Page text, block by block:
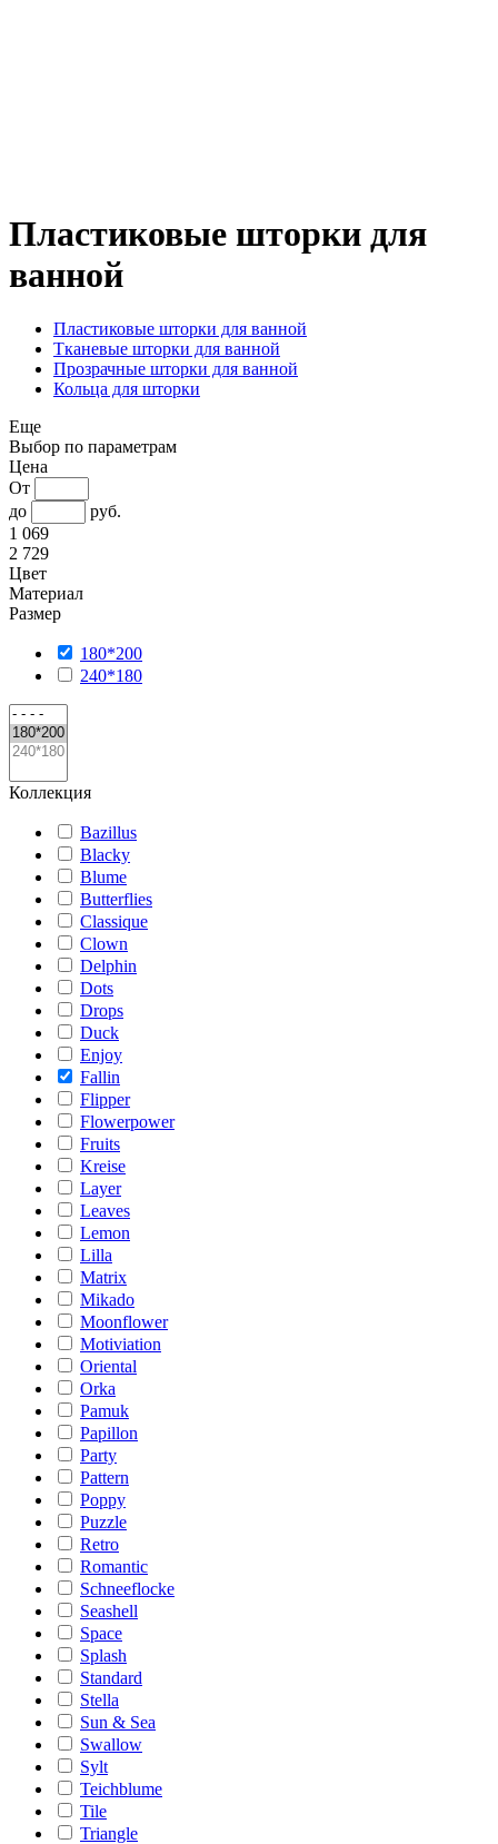
Пластиковые шторки для
ванной
Пластиковые шторки для ванной
Тканевые шторки для ванной
Прозрачные шторки для ванной
Кольца для шторки
Еще
Выбор по параметрам
Цена
От
до
руб.
1 069
2 729
Цвет
Материал
Размер
180*200
240*180
Коллекция
Bazillus
Blacky
Blume
Butterflies
Classique
Clown
Delphin
Dots
Drops
Duck
Enjoy
Fallin
Flipper
Flowerpower
Fruits
Kreise
Layer
Leaves
Lemon
Lilla
Matrix
Mikado
Moonflower
Motiviation
Oriental
Orka
Pamuk
Papillon
Party
Pattern
Poppy
Puzzle
Retro
Romantic
Schneeflocke
Seashell
Space
Splash
Standard
Stella
Sun & Sea
Swallow
Sylt
Teichblume
Tile
Triangle